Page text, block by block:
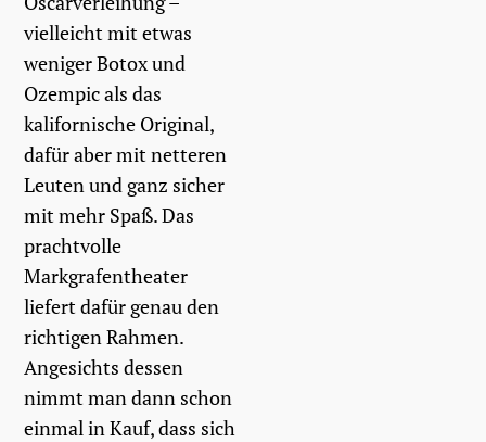
vielleicht mit etwas
weniger Botox und
Ozempic als das
kalifornische Original,
dafür aber mit netteren
Leuten und ganz sicher
mit mehr Spaß. Das
prachtvolle
Markgrafentheater
liefert dafür genau den
richtigen Rahmen.
Angesichts dessen
nimmt man dann schon
einmal in Kauf, dass sich